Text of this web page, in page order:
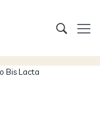
Bis Lacta